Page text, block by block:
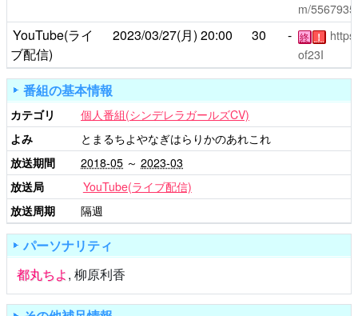
m/
YouTube(ライ
ブ配信)
2023/03/27(月) 20:00 30 - 終 ！
of23I
番組の基本情報
カテゴリ
個人番組(シンデレラガールズCV)
よみ
とまるちよやなぎはらりかのあれこれ
放送期間
2018-05 ～ 2023-03
放送局
YouTube(ライブ配信)
放送周期
隔週
パーソナリティ
都丸ちよ, 柳原利香